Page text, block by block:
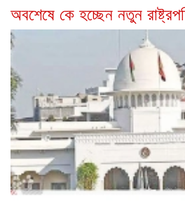
অবশেষে কে হচ্ছেন নতুন